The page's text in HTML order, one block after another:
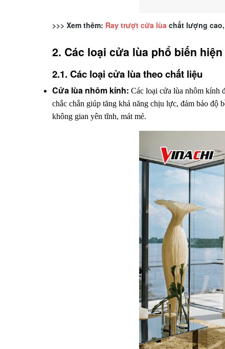
>>> Xem thêm: Ray trượt cửa lùa chất lượng
2. Các loại cửa lùa phổ biến
2.1. Các loại cửa lùa theo chất liệu
Cửa lùa nhôm kính: Các loại cửa lùa nhôm kính
chắc chắn giúp tăng khả năng chịu lực, đảm bảo độ
không gian yên tĩnh, mát mẻ.